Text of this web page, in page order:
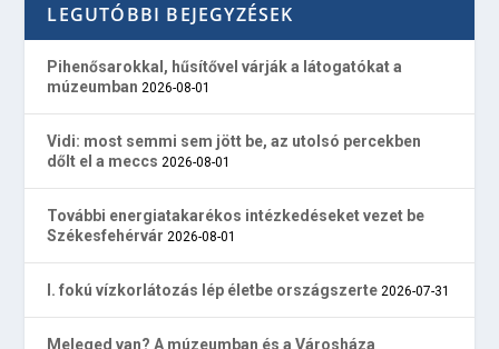
LEGUTÓBBI BEJEGYZÉSEK
Pihenősarokkal, hűsítővel várják a látogatókat a
múzeumban 2026-08-01
Vidi: most semmi sem jött be, az utolsó percekben
dőlt el a meccs 2026-08-01
További energiatakarékos intézkedéseket vezet be
Székesfehérvár 2026-08-01
I. fokú vízkorlátozás lép életbe országszerte 2026-07-31
Meleged van? A múzeumban és a Városháza